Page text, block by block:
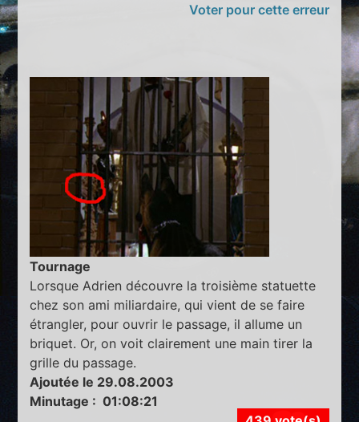
Voter pour cette erreur
Tournage
Lorsque Adrien découvre la troisième statuette
chez son ami miliardaire, qui vient de se faire
étrangler, pour ouvrir le passage, il allume un
briquet. Or, on voit clairement une main tirer la
grille du passage.
Ajoutée le 29.08.2003
Minutage : 01:08:21